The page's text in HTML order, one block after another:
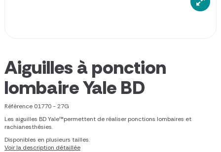
Aiguilles à ponction
lombaire Yale BD
Référence 01770 - 27G
Les aiguilles BD Yale™permettent de réaliser ponctions lombaires et
rachianesthésies.
Disponibles en plusieurs tailles.
Voir la description détaillée